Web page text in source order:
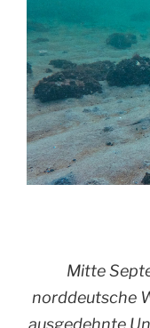
Mitte
norddeutsche
ausgedehnte